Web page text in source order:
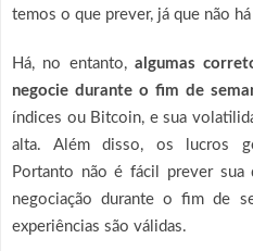
temos o que prever, já que não
Há, no entanto, algumas
negocie durante o fim de
índices ou Bitcoin, e sua
alta. Além disso, os lucros
Portanto não é fácil prever sua
negociação durante o fim de
experiências são válidas.